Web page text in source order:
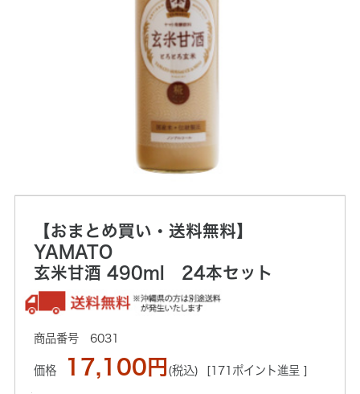
【おまとめ買い・送料無料】
YAMATO
玄米甘酒 490ml 24本セット
6031
価格 17,100円 (税込) [171ポイント進呈 ]